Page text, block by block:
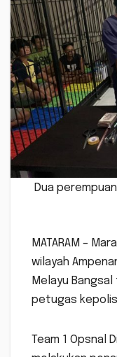
Dua
MATARAM –
wilayah
Melayu
petugas
Team 1 Opsnal